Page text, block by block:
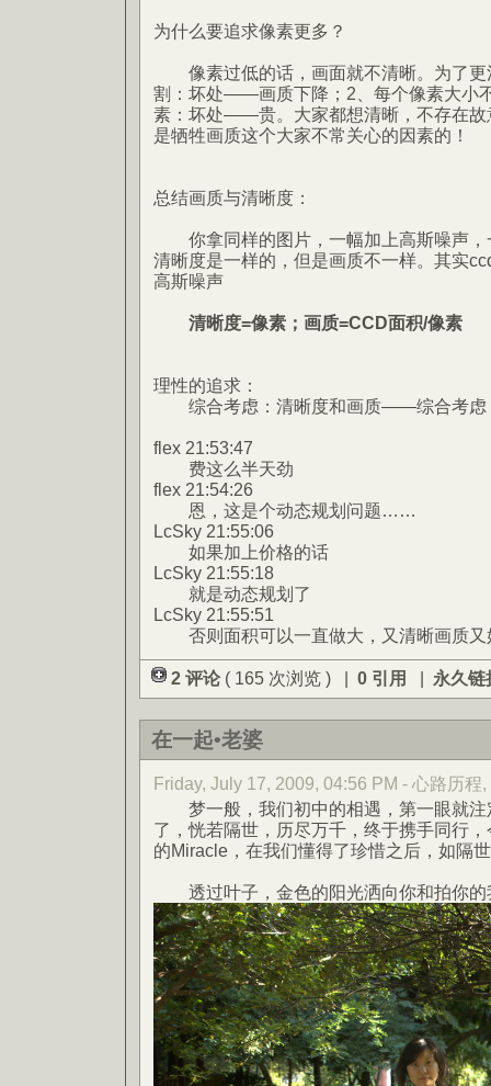
为什么要追求像素更多？
像素过低的话，画面就不清晰。为了更
割：坏处——画质下降；2、每个像素大小
素：坏处——贵。大家都想清晰，不存在故
是牺牲画质这个大家不常关心的因素的！
总结画质与清晰度：
你拿同样的图片，一幅加上高斯噪声，
清晰度是一样的，但是画质不一样。其实
高斯噪声
清晰度=像素；画质=CCD面积/像素
理性的追求：
综合考虑：清晰度和画质——综合考虑
flex 21:53:47
费这么半天劲
flex 21:54:26
恩，这是个动态规划问题……
LcSky 21:55:06
如果加上价格的话
LcSky 21:55:18
就是动态规划了
LcSky 21:55:51
否则面积可以一直做大，又清晰画质又
2 评论 ( 165 次浏览 ) | 0 引用 | 永久链
在一起•老婆
Friday, July 17, 2009, 04:56 PM - 心路历程,
梦一般，我们初中的相遇，第一眼就注
了，恍若隔世，历尽万千，终于携手同行
的Miracle，在我们懂得了珍惜之后，如隔
透过叶子，金色的阳光洒向你和拍你的